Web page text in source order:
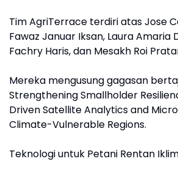
Tim AgriTerrace terdiri atas Jose
Fawaz Januar Iksan, Laura Amaria
Fachry Haris, dan Mesakh Roi
Mereka mengusung gagasan
Strengthening Smallholder
Driven Satellite Analytics and
Climate-Vulnerable Regions.
Teknologi untuk Petani Rentan